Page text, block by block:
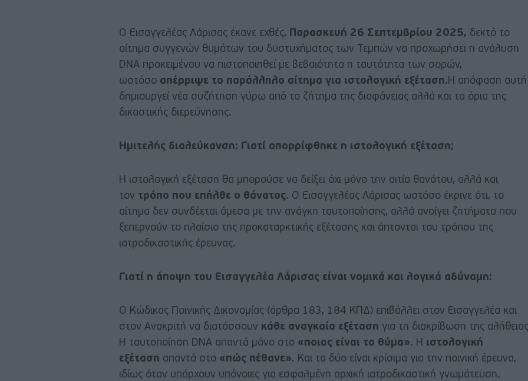
Ο Εισαγγελέας Λάρισας έκανε εχθές, Παρασκευή 26 Σεπτεμβρίου 2025, δεκτό το
αίτημα συγγενών θυμάτων του δυστυχήματος των Τεμπών να προχωρήσει η ανάλυση
DNA προκειμένου να πιστοποιηθεί με βεβαιότητα η ταυτότητα των σορών,
ωστόσο απέρριψε το παράλληλο αίτημα για ιστολογική εξέταση.Η απόφαση αυτή
δημιουργεί νέα συζήτηση γύρω από το ζήτημα της διαφάνειας αλλά και τα όρια της
δικαστικής διερεύνησης.
Ημιτελής διαλεύκανση: Γιατί απορρίφθηκε η ιστολογική εξέταση;
Η ιστολογική εξέταση θα μπορούσε να δείξει όχι μόνο την αιτία θανάτου, αλλά και
τον τρόπο που επήλθε ο θάνατος. Ο Εισαγγελέας Λάρισας ωστόσο έκρινε ότι, το
αίτημα δεν συνδέεται άμεσα με την ανάγκη ταυτοποίησης, αλλά ανοίγει ζητήματα που
ξεπερνούν το πλαίσιο της προκαταρκτικής εξέτασης και άπτονται του τρόπου της
ιατροδικαστικής έρευνας.
Γιατί η άποψη του Εισαγγελέα Λάρισας είναι νομικά και λογικά αδύναμη:
Ο Κώδικας Ποινικής Δικονομίας (άρθρα 183, 184 ΚΠΔ) επιβάλλει στον Εισαγγελέα και
στον Ανακριτή να διατάσσουν κάθε αναγκαία εξέταση για τη διακρίβωση της
Η ταυτοποίηση DNA απαντά μόνο στο «ποιος είναι το θύμα». Η ιστολογική
εξέταση απαντά στο «πώς πέθανε». Και τα δύο είναι κρίσιμα για την ποινική έρευνα,
ιδίως όταν υπάρχουν υπόνοιες για εσφαλμένη αρχική ιατροδικαστική γνωμάτευση.